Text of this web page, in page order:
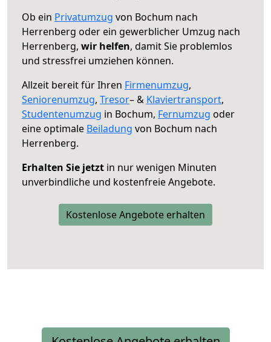
Ob ein Privatumzug von Bochum nach
Herrenberg oder ein gewerblicher Umzug nach
Herrenberg, wir helfen, damit Sie problemlos
und stressfrei umziehen können.
Allzeit bereit für Ihren Firmenumzug,
Seniorenumzug, Tresor– & Klaviertransport,
Studentenumzug in Bochum, Fernumzug oder
eine optimale Beiladung von Bochum nach
Herrenberg.
Erhalten Sie jetzt in nur wenigen Minuten
unverbindliche und kostenfreie Angebote.
Kostenlose Angebote erhalten